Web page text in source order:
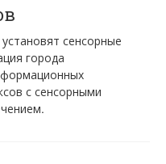
сенсорные
города
с сенсорными